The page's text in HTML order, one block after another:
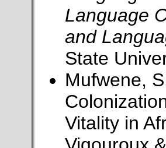
Language
and
State
Mufwene,
Vitality in